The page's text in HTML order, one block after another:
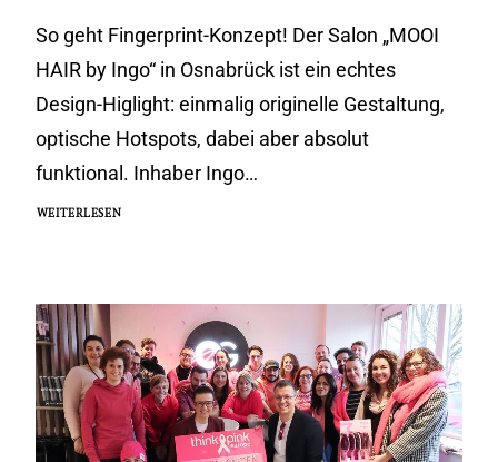
So geht Fingerprint-Konzept! Der Salon „MOOI
HAIR by Ingo“ in Osnabrück ist ein echtes
Design-Higlight: einmalig originelle Gestaltung,
optische Hotspots, dabei aber absolut
funktional. Inhaber Ingo…
WEITERLESEN